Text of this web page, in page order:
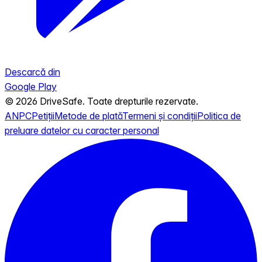
Descarcă din
Google Play
© 2026 DriveSafe. Toate drepturile rezervate.
ANPCPetițiiMetode de platăTermeni și condițiiPolitica de
preluare datelor cu caracter personal